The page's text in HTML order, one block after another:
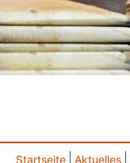
Startseite Aktuelles